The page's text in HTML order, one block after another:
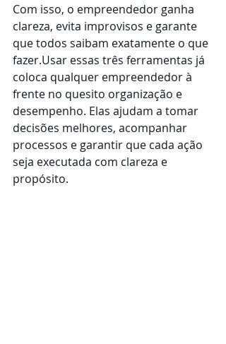
Com isso, o empreendedor ganha
clareza, evita improvisos e garante
que todos saibam exatamente o que
fazer.Usar essas três ferramentas já
coloca qualquer empreendedor à
frente no quesito organização e
desempenho. Elas ajudam a tomar
decisões melhores, acompanhar
processos e garantir que cada ação
seja executada com clareza e
propósito.